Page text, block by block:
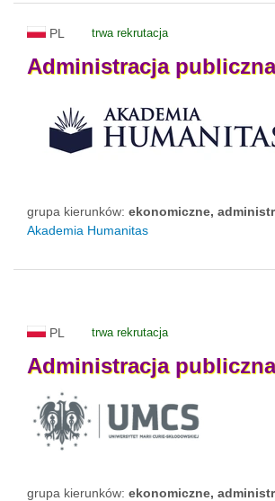
PL trwa rekrutacja
Administracja publiczna
grupa kierunków: ekonomiczne,
Akademia Humanitas
PL trwa rekrutacja
Administracja publiczna
grupa kierunków: ekonomiczne,